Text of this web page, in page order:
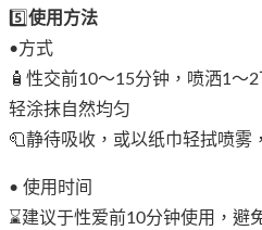
5️⃣ 使用方法
•方式
🧴性交前10～15分钟，喷洒1～
轻涂抹自然均匀
🧻静待吸收，或以纸巾轻拭喷雾
• 使用时间
⌛建议于性爱前10分钟使用，避